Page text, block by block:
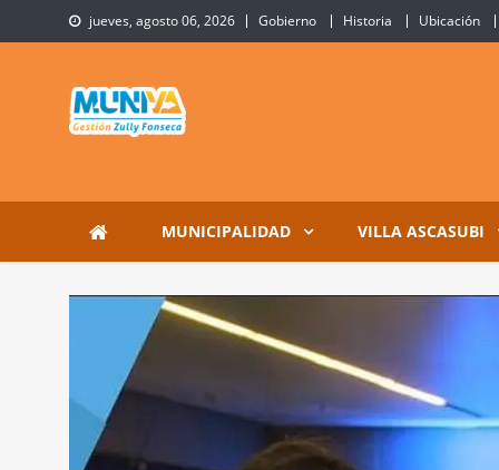
to
jueves, agosto 06, 2026 Gobierno Historia Ubicación
Municipalidad de Villa
MUNICIPALIDAD VILLA ASCASUBI